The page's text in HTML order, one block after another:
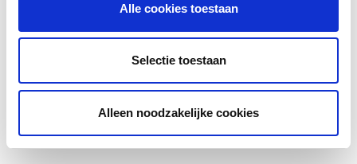
Alle cookies toestaan
Selectie toestaan
Alleen noodzakelijke cookies
Deel deze pagina
LinkedIn